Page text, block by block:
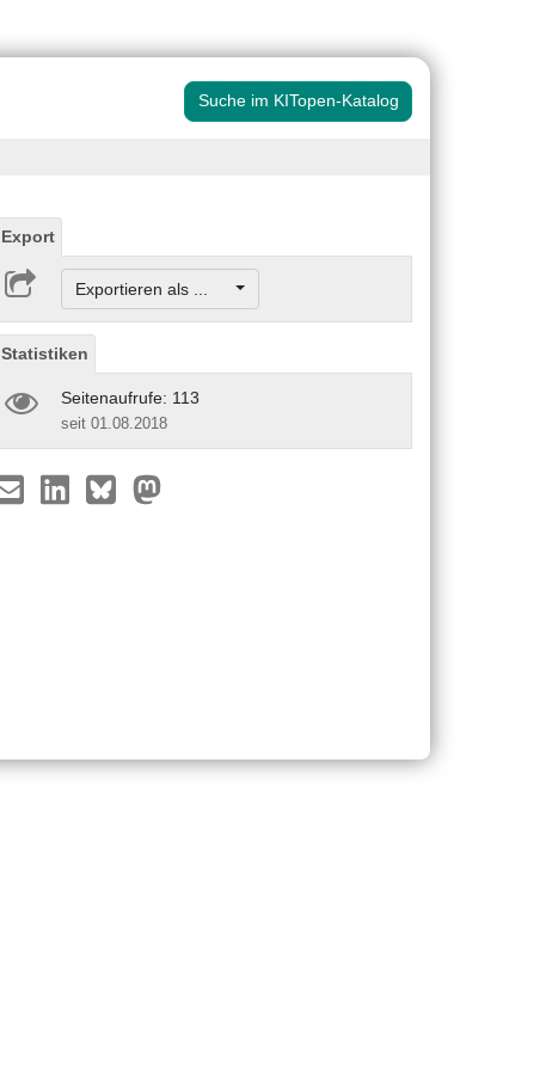
Suche im KITopen-Katalog
Export
Exportieren als ...
Statistiken
Seitenaufrufe: 113
seit 01.08.2018